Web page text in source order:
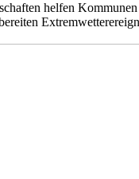
helfen